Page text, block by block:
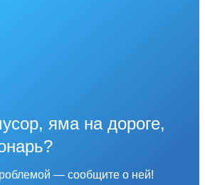
яма на дороге,
— сообщите о ней!